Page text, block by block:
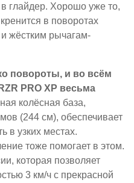
глайдер. Хорошо уже то,
в поворотах
жёстким рычагам-
повороты, и во всём
PRO XP весьма
колёсная база,
(244 см), обеспечивает
в узких местах.
тоже помогает в этом.
которая позволяет
3 км/ч с прекрасной